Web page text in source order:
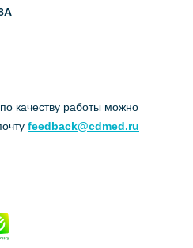
качеству работы можно
feedback@cdmed.ru